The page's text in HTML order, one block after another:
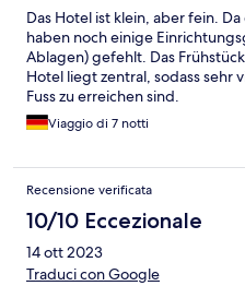
Das Hotel ist klein, aber fein.
haben noch einige
Ablagen) gefehlt. Das
Hotel liegt zentral, sodass sehr
Fuss zu erreichen sind.
Viaggio di 7 notti
Recensione verificata
10/10 Eccezionale
14 ott 2023
Traduci con Google